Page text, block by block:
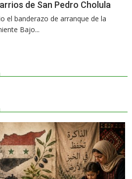
de San Pedro Cholula
el banderazo de arranque de la
Bajo...